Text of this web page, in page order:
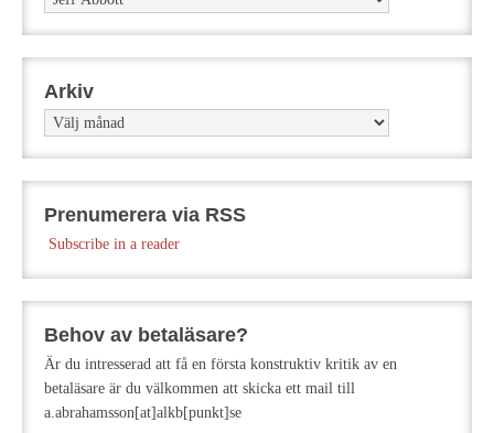
Arkiv
Arkiv
Prenumerera via RSS
Subscribe in a reader
Behov av betaläsare?
Är du intresserad att få en första konstruktiv kritik av en
betaläsare är du välkommen att skicka ett mail till
a.abrahamsson[at]alkb[punkt]se